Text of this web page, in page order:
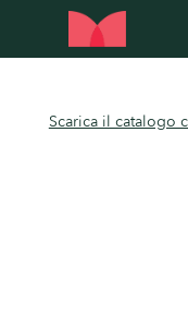
Scarica il catalogo